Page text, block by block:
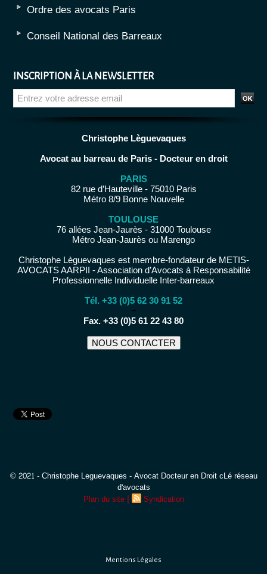
Ordre des avocats Paris
Conseil National des Barreaux
INSCRIPTION À LA NEWSLETTER
Christophe Lèguevaques
Avocat au barreau de Paris - Docteur en droit
PARIS
82 rue d’Hauteville - 75010 Paris
Métro 8/9 Bonne Nouvelle
TOULOUSE
76 allées Jean-Jaurès - 31000 Toulouse
Métro Jean-Jaurès ou Marengo
Christophe Lèguevaques est membre-fondateur de METIS-
AVOCATS AARPII - Association d’Avocats à Responsabilité
Professionnelle Individuelle Inter-barreaux
Tél. +33 (0)5 62 30 91 52
−
Fax. +33 (0)5 61 22 43 80
NOUS CONTACTER
© 2021 - Christophe Leguevaques - Avocat Docteur en Droit cLé réseau
d'avocats
Plan du site | Syndication
Mentions Légales